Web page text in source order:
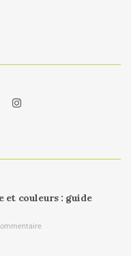
et couleurs : guide